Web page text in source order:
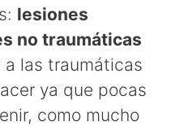
lesiones
no traumáticas
a las traumáticas
ya que pocas
como mucho